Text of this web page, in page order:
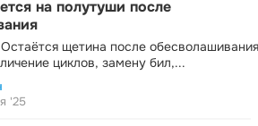
на полутуши после
щетина после
циклов, замену бил,...
'25